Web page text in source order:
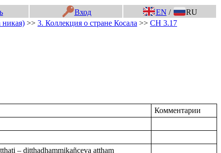
Вход EN /
RU
никая) >> 3. Коллекция о стране Косала >> СН 3.17
Комментарии
– diṭṭhadhammikañceva atthaṃ